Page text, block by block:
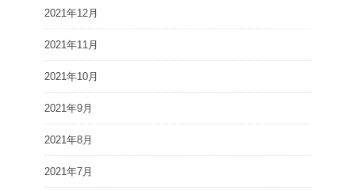
2021年12月
2021年11月
2021年10月
2021年9月
2021年8月
2021年7月